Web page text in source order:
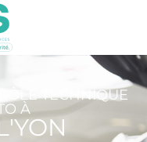
TECHNIQUE
À